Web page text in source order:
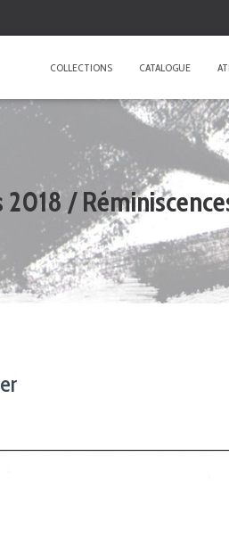
COLLECTIONS CATALOGUE
/